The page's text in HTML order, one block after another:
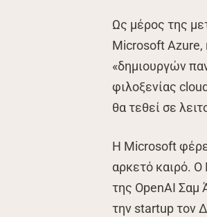
Ως μέρος της
Microsoft Azure,
«δημιουργών
φιλοξενίας
θα τεθεί σε
Η Microsoft
αρκετό καιρό. Ο
της OpenAI Σαμ
την startup τον